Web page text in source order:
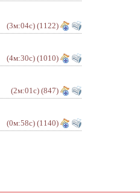
(3м:04с) (1122)
(4м:30с) (1010)
(2м:01с) (847)
(0м:58с) (1140)